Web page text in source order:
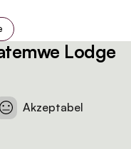
Lodge
Akzeptabel